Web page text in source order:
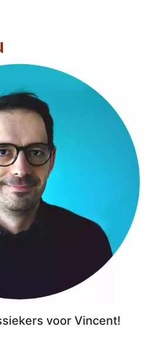
voor Vincent!